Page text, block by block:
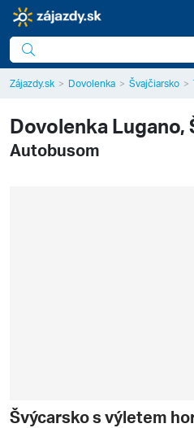
Zájazdy.sk Dovolenka Švajčiarsko
Dovolenka Lugano,
Autobusom
Švýcarsko s výletem